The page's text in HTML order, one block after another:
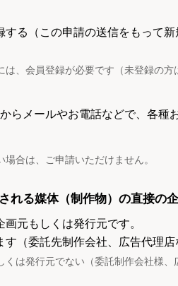
する（この申請の送信をもって新
、会員登録が必要です（未登録の方
らメールやお電話などで、各種
合は、ご申請いただけません。
れる媒体（制作物）の直接の
画元もしくは発行元です。
す（委託先制作会社、広告代理店
は発行元でない（委託制作会社様、